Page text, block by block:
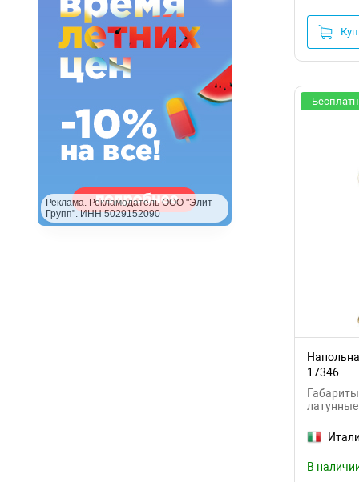
коричневый
Реклама. Рекламодатель ООО "Элит
Групп". ИНН 5029152090
17346
В